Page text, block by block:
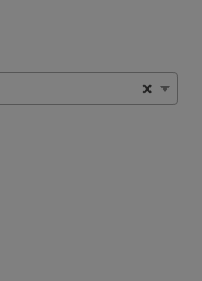
×